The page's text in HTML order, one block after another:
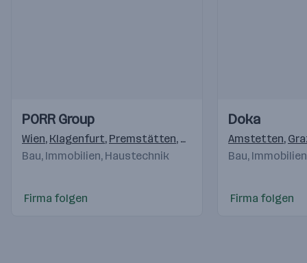
Videos
Einblicke
Einblicke
PORR Group
Wien, Klagenfurt, Premstätten, Salzburg ,Pölten,Linz ,
Bau, Immobilien, Haustechnik
Firma folgen
Videos
Einblicke
Einblicke
Doka
Amstetten,
Bau,
Firma folgen